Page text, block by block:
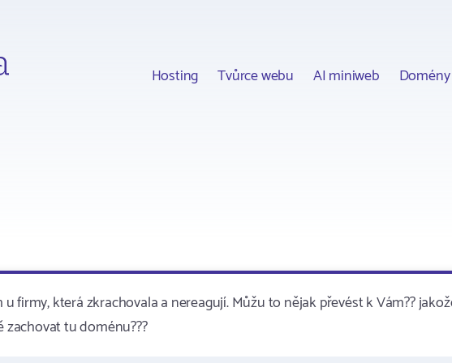
Hosting Tvůrce webu AI miniweb Domény
firmy, která zkrachovala a nereagují. Můžu to nějak převést k Vám??
tu doménu???